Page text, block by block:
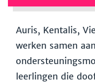
Auris, Kentalis,
werken samen
leerlingen die